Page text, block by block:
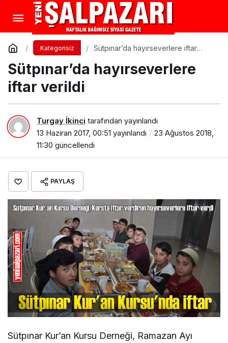
Kategorisiz
Sütpınar’da hayırseverlere iftar
Sütpınar’da hayırseverlere
iftar verildi
Turgay İkinci tarafından yayınlandı
13 Haziran 2017, 00:51 yayınlandı
23 Ağustos 2018,
11:30 güncellendi
PAYLAŞ
Sütpınar Kur’an Kursu Derneği, Ramazan Ayı